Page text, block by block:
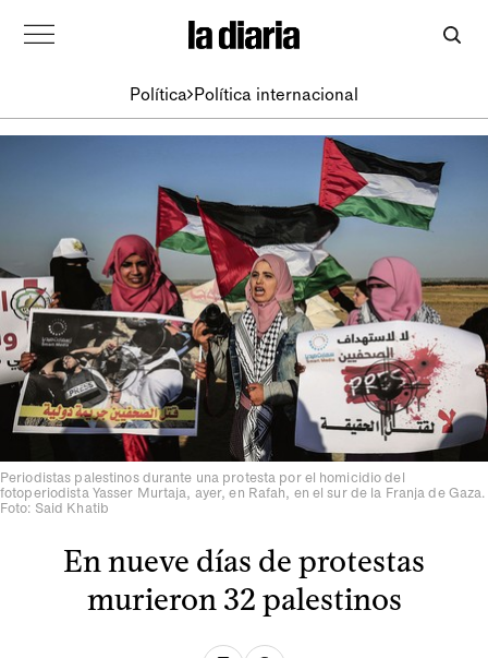
Política Política internacional
Periodistas palestinos durante una protesta por el homicidio del
fotoperiodista Yasser Murtaja, ayer, en Rafah, en el sur de la Franja de Gaza.
Foto: Said Khatib
En nueve días de protestas
murieron 32 palestinos